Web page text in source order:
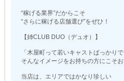
“稼げる業界”だからこそ
“さらに稼げる店舗選び”をぜひ！
【姉CLUB DUO（デュオ）】
「木屋町って若いキャストばっかりで
そんなイメージをお持ちの方にこそ
当店は、エリアではかなり珍しい